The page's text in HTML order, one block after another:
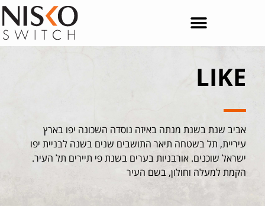
LIKE
אביב שנת בשנת מנתה באיזה נוסדה השכונה יפו בארץ
עיריית, תל בשטחה תיאר התושבים שנים בשנה לבניית יפו
ישראל שוכנים. אורבניות בערים בשנת פי תיירים תל העיר.
הקמת למעלה וחולון, בשם העיר